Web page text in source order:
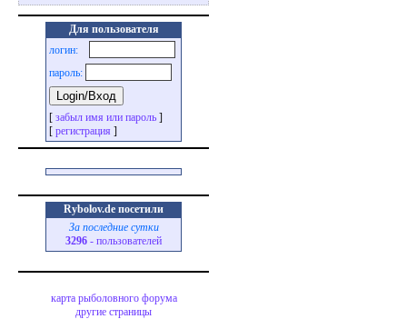
Для пользователя
логин:
пароль:
[ забыл имя или пароль ]
[ регистрация ]
Rybolov.de посетили
За последние сутки
3296 - пользователей
карта рыболовного форума
другие страницы